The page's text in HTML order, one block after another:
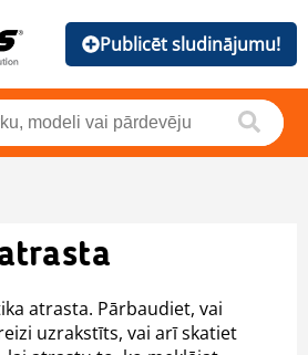
Publicēt sludinājumu!
atrasta. Pārbaudiet, vai
uzrakstīts, vai arī skatiet